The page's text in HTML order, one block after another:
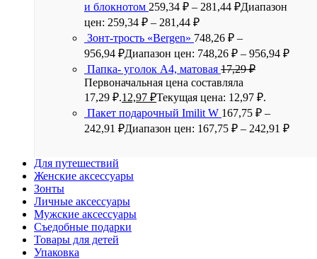
и блокнотом 259,34 ₽ – 281,44 ₽Диапазон
цен: 259,34 ₽ – 281,44 ₽
Зонт-трость «Bergen» 748,26 ₽ –
956,94 ₽Диапазон цен: 748,26 ₽ – 956,94 ₽
Папка- уголок А4, матовая 17,29₽
Первоначальная цена составляла
17,29 ₽.12,97 ₽Текущая цена: 12,97 ₽.
Пакет подарочный Imilit W 167,75 ₽ –
242,91 ₽Диапазон цен: 167,75 ₽ – 242,91 ₽
Для путешествий
Женские аксессуары
Зонты
Личные аксессуары
Мужские аксессуары
Съедобные подарки
Товары для детей
Упаковка